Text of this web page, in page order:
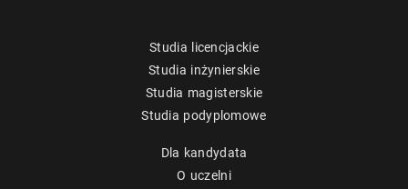
Studia licencjackie
Studia inżynierskie
Studia magisterskie
Studia podyplomowe
Dla kandydata
O uczelni